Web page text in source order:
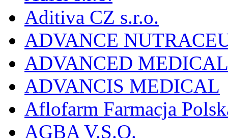
Aditiva CZ s.r.o.
ADVANCE
ADVANCED
ADVANCIS MEDICAL
Aflofarm Farmacja
AGBA V.S.O.